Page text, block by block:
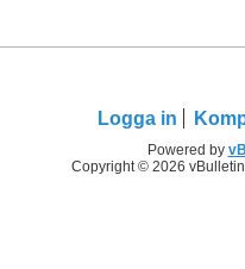
Logga in
Powered by
Copyright © 2026